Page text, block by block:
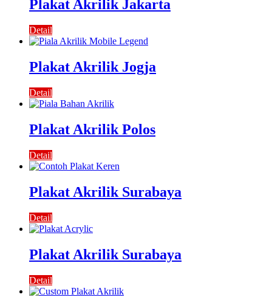
Plakat Akrilik Jakarta
Detail
Plakat Akrilik Jogja
Detail
Plakat Akrilik Polos
Detail
Plakat Akrilik Surabaya
Detail
Plakat Akrilik Surabaya
Detail